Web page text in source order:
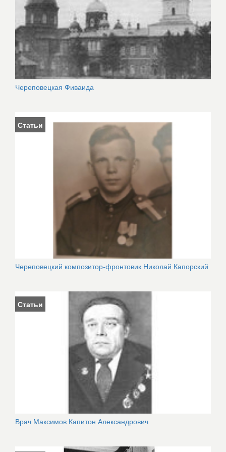
Череповецкая Фиваида
Статьи
Череповецкий композитор-фронтовик Николай Капорский
Статьи
Врач Максимов Капитон Александрович